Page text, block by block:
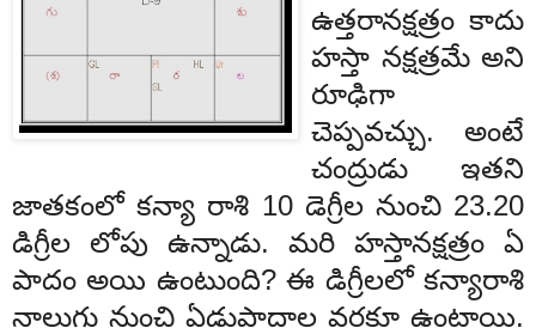
ఉత్తరానక్షత్రం కాదు
హస్తా నక్షత్రమే అని
రూఢిగా
చెప్పవచ్చు. అంటే
చంద్రుడు
ఇతని
జాతకంలో కన్యా రాశి 10 డెగ్రీల నుంచి23.20
డిగ్రీల లోపు ఉన్నాడు. మరి హస్తానక్షత్రం ఏ
పాదం అయి ఉంటుంది?ఈ డిగ్రీలలో కన్యారాశి
నాలుగు నుంచి ఏడుపాదాల వరకూ ఉంటాయి.